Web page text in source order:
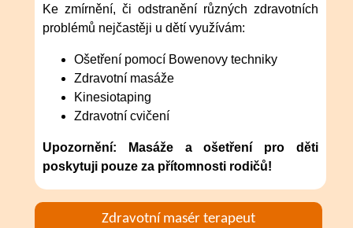
Ke zmírnění, či odstranění různých zdravotních
problémů nejčastěji u dětí využívám:
Ošetření pomocí Bowenovy techniky
Zdravotní masáže
Kinesiotaping
Zdravotní cvičení
Upozornění: Masáže a ošetření pro děti
poskytuji pouze za přítomnosti rodičů!
Zdravotní masér terapeut